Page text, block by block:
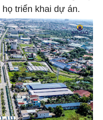
triển khai dự án.